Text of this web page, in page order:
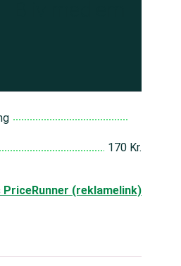
170 Kr.
(reklamelink)